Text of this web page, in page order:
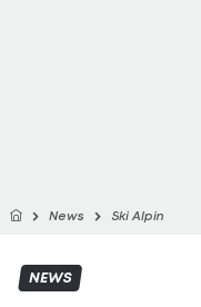
News Ski Alpin
NEWS